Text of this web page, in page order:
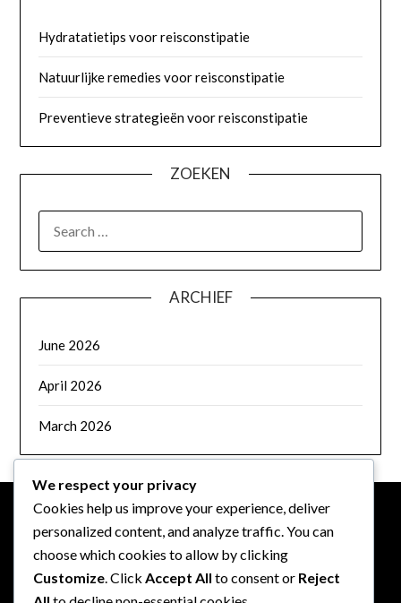
Hydratatietips voor reisconstipatie
Natuurlijke remedies voor reisconstipatie
Preventieve strategieën voor reisconstipatie
ZOEKEN
FOR:
ARCHIEF
June 2026
April 2026
March 2026
JURIDISCH
Jouw privacy
We respect your privacy
Cookies help us improve your experience, deliver
personalized content, and analyze traffic. You can
choose which cookies to allow by clicking
Customize . Click Accept All to consent or Reject